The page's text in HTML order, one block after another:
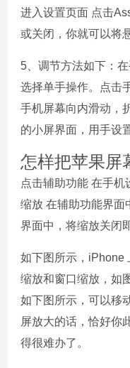
进入设置页面 点击
或关闭，你就可以将
5、调节方法如下：
选择单手操作。点击
手机屏幕向内滑动，
的小屏界面，用手设
怎样把苹果屏
点击辅助功能 在手
缩放 在辅助功能界面
界面中，将缩放关闭
如下图所示，iPhone
缩放和窗口缩放，如
如下图所示，可以移
屏放大的话，恰好你
得很难办了。